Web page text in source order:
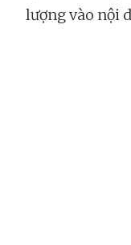
lượng vào nội